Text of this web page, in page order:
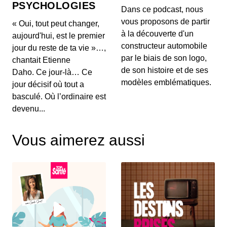
00:03:04 - IL Y A 1 MOIS
Aujourd'hui, on ne va pas parler de génération de
texte ou de simples résumés de réunions, mais d...
Intelligence artificielle : la presse
française réclame 80 millions d’euros à
Brave
00:03:14 - IL Y A 1 MOIS
Aujourd'hui, nous décortiquons ce qui s'annonce
europ...
trois leçons majeures à retenir de cet
00:03:11 - IL Y A 1 MOIS
Comment l'intelligence artificielle
devient un confident pour les jeunes
00:03:16 - IL Y A 1 MOIS
Aujourd'hui, on met de côté les puces et les
serveurs pour parler de sentiments. L'intelligence
PSYCHOLOGIES
« Oui, tout peut changer,
aujourd'hui, est le premier
jour du reste de ta vie »…,
chantait Etienne
Daho. Ce jour-là… Ce
jour décisif où tout a
basculé. Où l’ordinaire est
devenu...
Dans ce podcast, nous
vous proposons de partir
à la découverte d'un
constructeur automobile
par le biais de son logo,
de son histoire et de ses
modèles emblématiques.
Vous aimerez aussi